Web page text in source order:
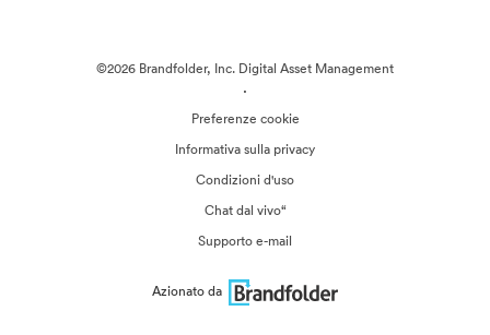
©2026 Brandfolder, Inc. Digital Asset Management
·
Preferenze cookie
Informativa sulla privacy
Condizioni d'uso
Chat dal vivo“
Supporto e-mail
Azionato da